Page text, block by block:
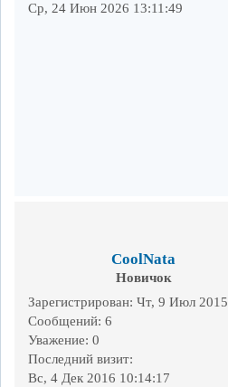
Ср, 24 Июн 2026 13:11:49
CoolNata
Новичок
Зарегистрирован: Чт, 9 Июл 2015
Сообщений: 6
Уважение: 0
Последний визит:
Вс, 4 Дек 2016 10:14:17